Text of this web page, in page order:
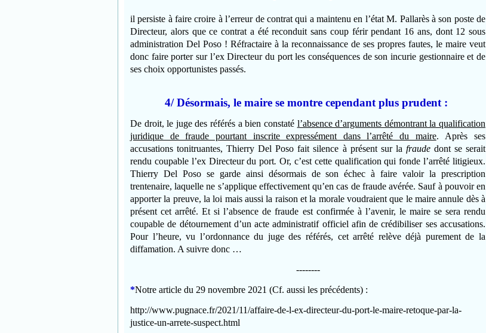
il persiste à faire croire à l’erreur de contrat qui a maintenu en l’état M. Pallarès à son poste de
Directeur, alors que ce contrat a été reconduit sans coup férir pendant 16 ans, dont 12 sous
administration Del Poso ! Réfractaire à la reconnaissance de ses propres fautes, le maire veut
donc faire porter sur l’ex Directeur du port les conséquences de son incurie gestionnaire et de
ses choix opportunistes passés.
4/Désormais, le maire se montre cependant plus prudent :
De droit, le juge des référés a bien constaté l’absence d’arguments démontrant la qualification
juridique de fraude pourtant inscrite expressément dans l’arrêté du maire.
Après ses
accusations tonitruantes, Thierry Del Poso fait silence à présent sur la fraudedont se serait
rendu coupable l’ex Directeur du port. Or, c’est cette qualification qui fonde l’arrêté litigieux.
Thierry Del Poso se garde ainsi désormais de son échec à faire valoir la prescription
trentenaire, laquelle ne s’applique effectivement qu’en cas de fraude avérée. Sauf à pouvoir en
apporter la preuve, la loi mais aussi la raison et la morale voudraient que le maire annule dès à
présent cet arrêté. Et si l’absence de fraude est confirmée à l’avenir, le maire se sera rendu
coupable de détournement d’un acte administratif officiel afin de crédibiliser ses accusations.
Pour l’heure, vu l’ordonnance du juge des référés, cet arrêté relève déjà purement de la
diffamation. A suivre donc …
--------
*Notre article du 29 novembre 2021 (Cf. aussi les précédents) :
http://www.pugnace.fr/2021/11/affaire-de-l-ex-directeur-du-port-le-maire-retoque-par-la-
justice-un-arrete-suspect.html